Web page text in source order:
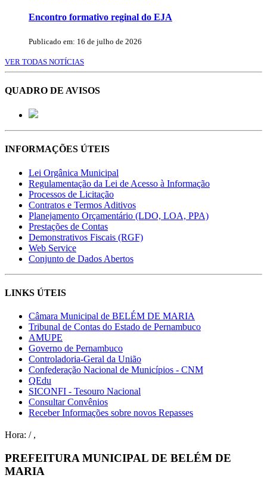
Encontro formativo reginal do EJA
Publicado em: 16 de julho de 2026
VER TODAS NOTÍCIAS
QUADRO DE AVISOS
INFORMAÇÕES ÚTEIS
Lei Orgânica Municipal
Regulamentação da Lei de Acesso à Informação
Processos de Licitação
Contratos e Termos Aditivos
Planejamento Orçamentário (LDO, LOA, PPA)
Prestações de Contas
Demonstrativos Fiscais (RGF)
Web Service
Conjunto de Dados Abertos
LINKS ÚTEIS
Câmara Municipal de BELÉM DE MARIA
Tribunal de Contas do Estado de Pernambuco
AMUPE
Governo de Pernambuco
Controladoria-Geral da União
Confederação Nacional de Municípios - CNM
QEdu
SICONFI - Tesouro Nacional
Consultar Convênios
Receber Informações sobre novos Repasses
Hora: / ,
PREFEITURA MUNICIPAL DE BELÉM DE
MARIA